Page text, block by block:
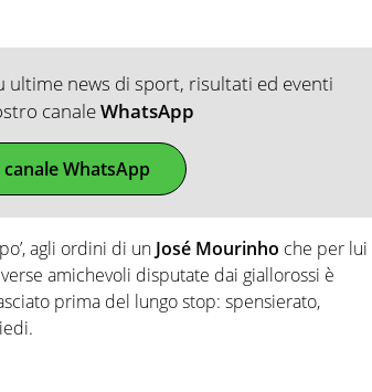
ultime news di sport, risultati ed eventi
canaleWhatsApp
WhatsApp
agli ordini di un José Mourinho che per lui
amichevoli disputate dai giallorossi è
prima del lungo stop: spensierato,